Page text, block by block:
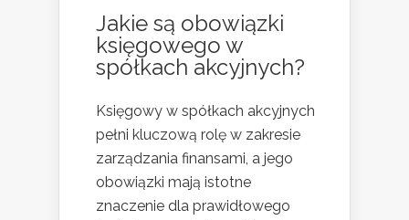
Jakie są obowiązki
księgowego w
spółkach akcyjnych?
Księgowy w spółkach akcyjnych
pełni kluczową rolę w zakresie
zarządzania finansami, a jego
obowiązki mają istotne
znaczenie dla prawidłowego